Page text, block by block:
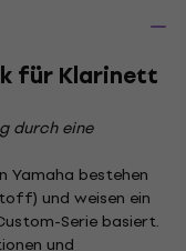
für Klarinett
durch eine
Yamaha bestehen
und weisen ein
Serie basiert.
und